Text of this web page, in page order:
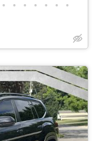
• • • • • • •